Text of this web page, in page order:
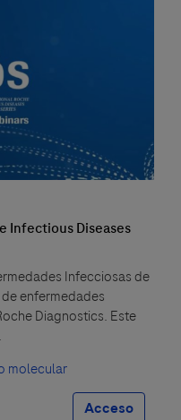
Infectious Diseases
Infecciosas de
enfermedades
Diagnostics. Este
molecular
Acceso